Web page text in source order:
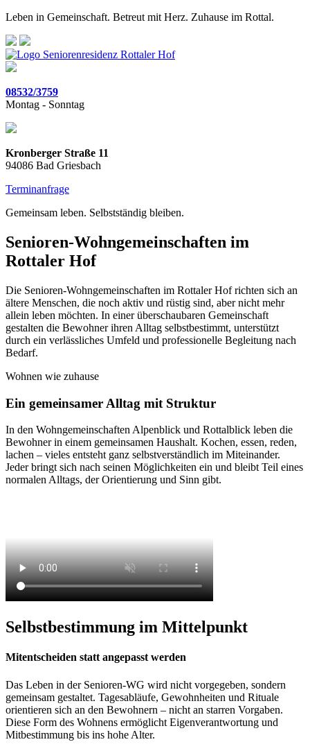
Leben in Gemeinschaft. Betreut mit Herz. Zuhause im Rottal.
08532/3759
Montag - Sonntag
Kronberger Straße 11
94086 Bad Griesbach
Terminanfrage
Gemeinsam leben. Selbstständig bleiben.
Senioren-Wohngemeinschaften im
Rottaler Hof
Die Senioren-Wohngemeinschaften im Rottaler Hof richten sich an
ältere Menschen, die noch aktiv und rüstig sind, aber nicht mehr
allein leben möchten. In einer überschaubaren Gemeinschaft
gestalten die Bewohner ihren Alltag selbstbestimmt, unterstützt
durch ein verlässliches Umfeld und professionelle Begleitung nach
Bedarf.
Wohnen wie zuhause
Ein gemeinsamer Alltag mit Struktur
In den Wohngemeinschaften Alpenblick und Rottalblick leben die
Bewohner in einem gemeinsamen Haushalt. Kochen, essen, reden,
lachen – vieles entsteht ganz selbstverständlich im Miteinander.
Jeder bringt sich nach seinen Möglichkeiten ein und bleibt Teil eines
normalen Alltags, der Orientierung und Sinn gibt.
Selbstbestimmung im Mittelpunkt
Mitentscheiden statt angepasst werden
Das Leben in der Senioren-WG wird nicht vorgegeben, sondern
gemeinsam gestaltet. Tagesabläufe, Gewohnheiten und Rituale
orientieren sich an den Bewohnern – nicht an starren Vorgaben.
Diese Form des Wohnens ermöglicht Eigenverantwortung und
Mitbestimmung bis ins hohe Alter.